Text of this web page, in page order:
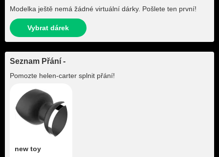
Modelka ještě nemá žádné virtuální dárky. Pošlete ten první!
Vybrat dárek
Seznam Přání -
Pomozte helen-carter splnit přání!
new toy